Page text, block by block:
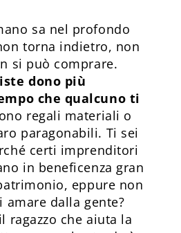
sa nel profondo
torna indietro, non
si può comprare.
dono più
che qualcuno ti
regali materiali o
paragonabili. Ti sei
certi imprenditori
in beneficenza gran
eppure non
amare dalla gente?
ragazzo che aiuta la